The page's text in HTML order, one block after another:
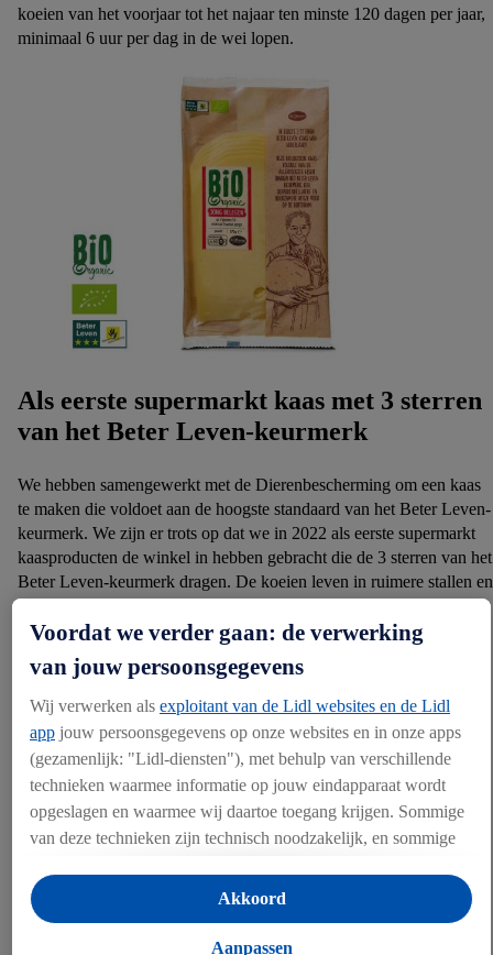
koeien van het voorjaar tot het najaar ten minste 120 dagen per jaar,
minimaal 6 uur per dag in de wei lopen.
Als eerste supermarkt kaas met 3 sterren
van het Beter Leven-keurmerk
We hebben samengewerkt met de Dierenbescherming om een kaas
te maken die voldoet aan de hoogste standaard van het Beter Leven-
keurmerk. We zijn er trots op dat we in 2022 als eerste supermarkt
kaasproducten de winkel in hebben gebracht die de 3 sterren van het
Beter Leven-keurmerk dragen. De koeien leven in ruimere stallen en
zijn minstens 180 dagen per jaar 8 uur per dag in de wei. Daarnaast
voldoen deze producten ook aan de eisen van het biologische
keurmerk. Zo werken we aan diervriendelijkere producten én aan
het vergroten van biodiversiteit.
Voordat we verder gaan: de verwerking
van jouw persoonsgegevens
Wij verwerken als exploitant van de Lidl websites en de Lidl
app jouw persoonsgegevens op onze websites en in onze apps
(gezamenlijk: "Lidl-diensten"), met behulp van verschillende
technieken waarmee informatie op jouw eindapparaat wordt
opgeslagen en waarmee wij daartoe toegang krijgen. Sommige
van deze technieken zijn technisch noodzakelijk, en sommige
opslaan van voorkeursinstellingen, het verzamelen en
analyseren van statistieken of voor het tonen van
gepersonaliseerde reclame binnen en buiten de Lidl-diensten.
Aanpassen
Akkoord